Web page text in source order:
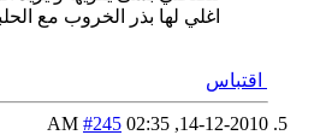
اغلي لها بذر الخروب مع
اقتباس
14-12-2010,
02:35 AM
#245